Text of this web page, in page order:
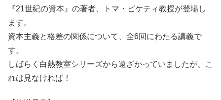
『21世紀の資本』の著者、トマ・ピケティ教授が登場し
ます。
資本主義と格差の関係について、全6回にわたる講義で
す。
しばらく白熱教室シリーズから遠ざかっていましたが、こ
れは見なければ！